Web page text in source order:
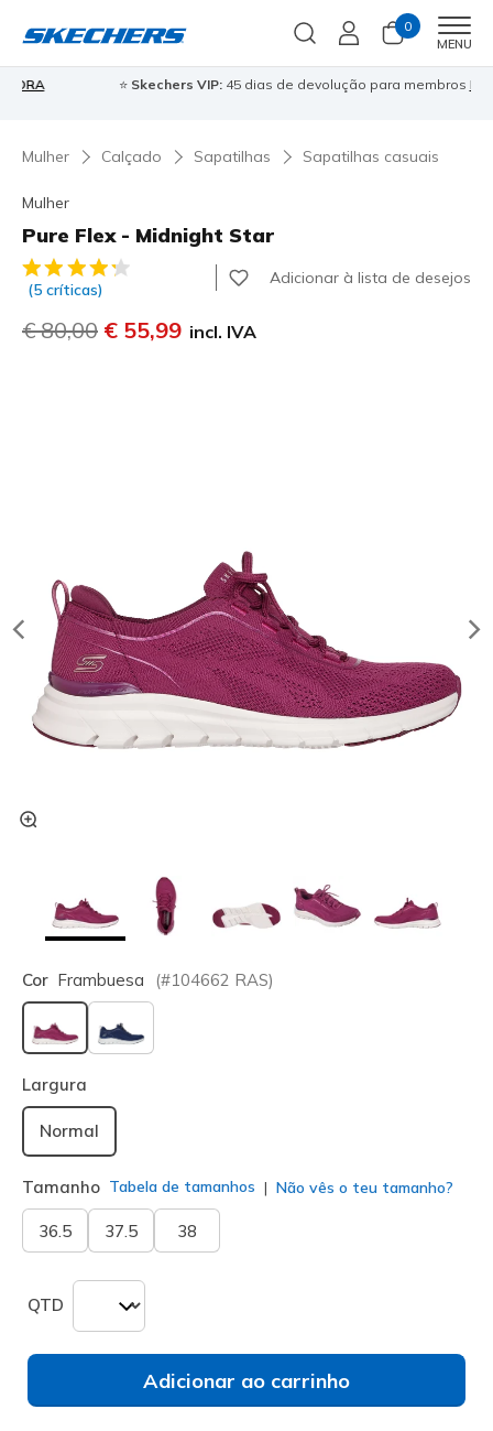
0
MENU
⭐Skechers VIP:45 dias de devolução para membrosInscreve-te⭐
Mulher Calçado Sapatilhas Sapatilhas casuais
Mulher
Pure Flex - Midnight Star
4$8 de 5 – Classificação do cliente
(5 críticas)
Adicionar à lista de desejos
Preço com desconto de
€ 80,00 para
€ 55,99 incl. IVA
Cor Frambuesa (#104662 RAS)
selecionado
Largura
Normal
Tamanho Tabela de tamanhos Não vês o teu tamanho?
36.5 37.5 38
QTD
Adicionar ao carrinho